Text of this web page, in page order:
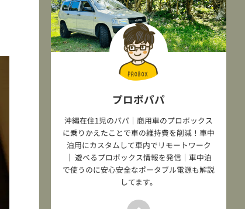
プロボパパ
沖縄在住1児のパパ｜商用車のプロボックス
に乗りかえたことで車の維持費を削減！車中
泊用にカスタムして車内でリモートワーク
｜ 遊べるプロボックス情報を発信｜車中泊
で使うのに安心安全なポータブル電源も解説
してます。